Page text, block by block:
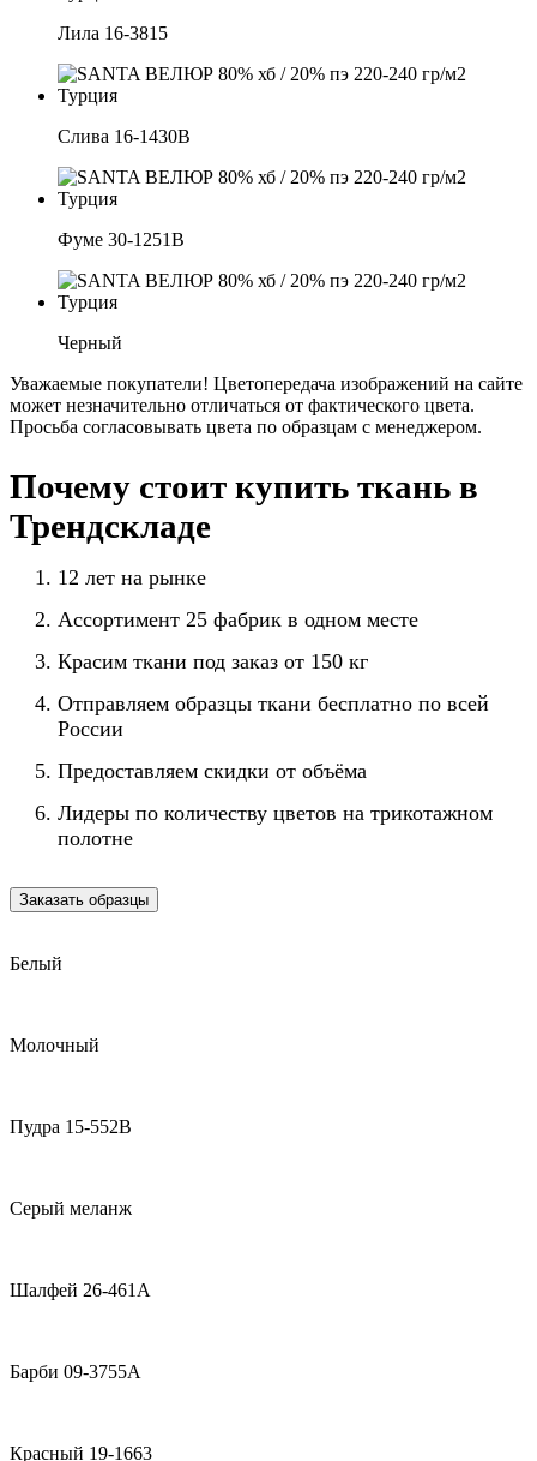
Лила 16-3815
Слива 16-1430В
Фуме 30-1251В
Черный
Уважаемые покупатели! Цветопередача изображений на сайте
может незначительно отличаться от фактического цвета.
Просьба согласовывать цвета по образцам с менеджером.
Почему стоит купить ткань в
Трендскладе
12 лет на рынке
Ассортимент 25 фабрик в одном месте
Красим ткани под заказ от 150 кг
Отправляем образцы ткани бесплатно по всей
России
Предоставляем скидки от объёма
Лидеры по количеству цветов на трикотажном
полотне
Заказать образцы
Белый
Молочный
Пудра 15-552В
Серый меланж
Шалфей 26-461А
Барби 09-3755А
Красный 19-1663